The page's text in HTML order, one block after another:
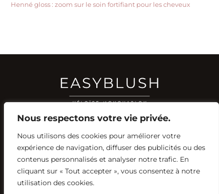
Nous respectons votre vie privée.
Nous utilisons des cookies pour améliorer votre
expérience de navigation, diffuser des publicités ou des
contenus personnalisés et analyser notre trafic. En
cliquant sur « Tout accepter », vous consentez à notre
utilisation des cookies.
Henné gloss : zoom sur le soin fortifiant pour les cheveux
RÉSEAUX SOCIAUX
YOUTUBE
INSTAGRAM
FACEBOOK
PINTEREST